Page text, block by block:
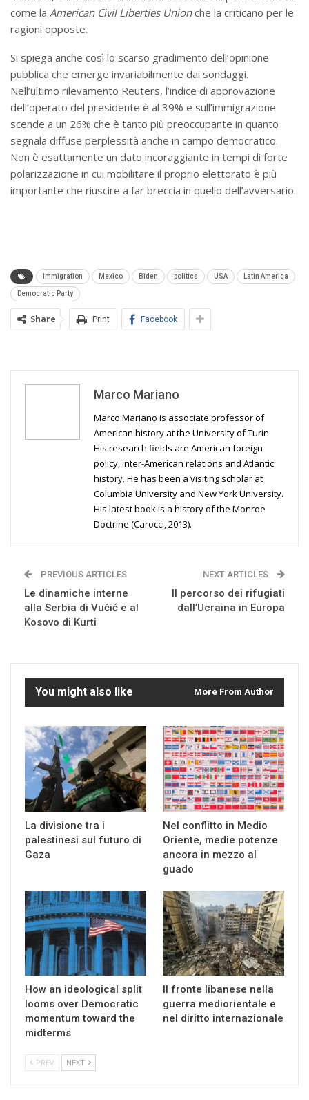
come la American Civil Liberties Unionche la criticano per le
ragioni opposte.
Si spiega anche così lo scarso gradimento dell’opinione
pubblica che emerge invariabilmente dai sondaggi.
Nell’ultimo rilevamento Reuters, l’indice di approvazione
dell’operato del presidente è al 39% e sull’immigrazione
scende a un 26% che è tanto più preoccupante in quanto
segnala diffuse perplessità anche in campo democratico.
Non è esattamente un dato incoraggiante in tempi di forte
polarizzazione in cui mobilitare il proprio elettorato è più
importante che riuscire a far breccia in quello dell’avversario.
immigration Mexico Biden politics USA Latin America
Democratic Party
Share Print Facebook
Marco Mariano
Marco Mariano is associate professor of
American history at the University of Turin.
His research fields are American foreign
policy, inter-American relations and Atlantic
history. He has been a visiting scholar at
Columbia University and New York University.
His latest book is a history of the Monroe
Doctrine (Carocci, 2013).
PREVIOUS ARTICLES
Le dinamiche interne
alla Serbia di Vučić e al
Kosovo di Kurti
NEXT ARTICLES
Il percorso dei rifugiati
dall’Ucraina in Europa
You might also like More From Author
La divisione tra i
palestinesi sul futuro di
Gaza
Nel conflitto in Medio
Oriente, medie potenze
ancora in mezzo al
guado
How an ideological split
looms over Democratic
momentum toward the
midterms
Il fronte libanese nella
guerra mediorientale e
nel diritto internazionale
PREV NEXT